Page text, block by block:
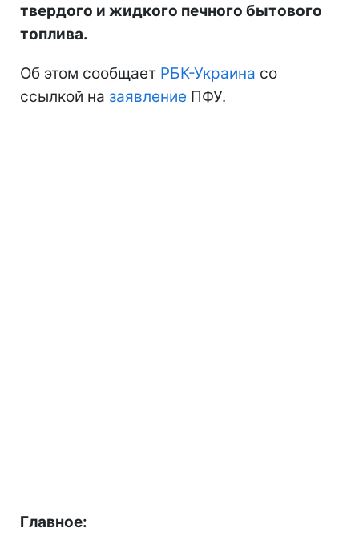
твердого и жидкого печного бытового
топлива.
Об этом сообщает РБК-Украина со
ссылкой на заявление ПФУ.
Главное: